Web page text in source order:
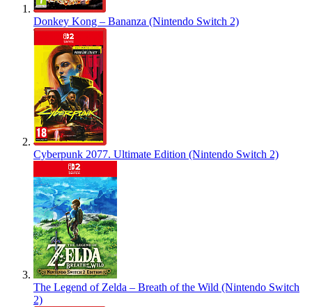
Donkey Kong – Bananza (Nintendo Switch 2)
Cyberpunk 2077. Ultimate Edition (Nintendo Switch 2)
The Legend of Zelda – Breath of the Wild (Nintendo Switch
2)